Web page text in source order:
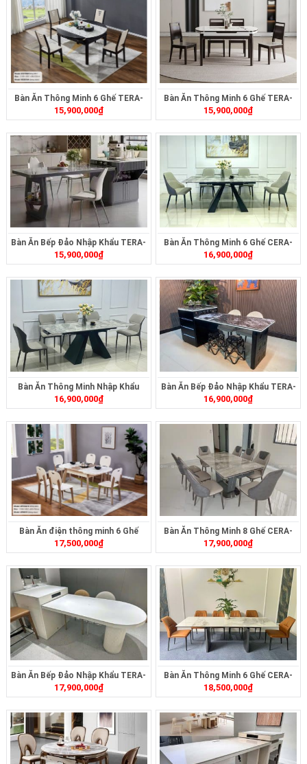
Bàn Ăn Thông Minh 6 Ghế TERA-
260
15,900,000₫
Bàn Ăn Thông Minh 6 Ghế TERA-
261
15,900,000₫
Bàn Ăn Bếp Đảo Nhập Khẩu TERA-
495
15,900,000₫
Bàn Ăn Thông Minh 6 Ghế CERA-
2322
16,900,000₫
Bàn Ăn Thông Minh Nhập Khẩu
CERA-2323
16,900,000₫
Bàn Ăn Bếp Đảo Nhập Khẩu TERA-
492
16,900,000₫
Bàn Ăn điện thông minh 6 Ghế
TERA-262
17,500,000₫
Bàn Ăn Thông Minh 8 Ghế CERA-
C314
17,900,000₫
Bàn Ăn Bếp Đảo Nhập Khẩu TERA-
493
17,900,000₫
Bàn Ăn Thông Minh 6 Ghế CERA-
2321B
18,500,000₫